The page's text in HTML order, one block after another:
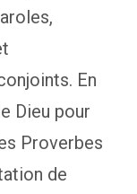
En
Dieu pour
Proverbes
de